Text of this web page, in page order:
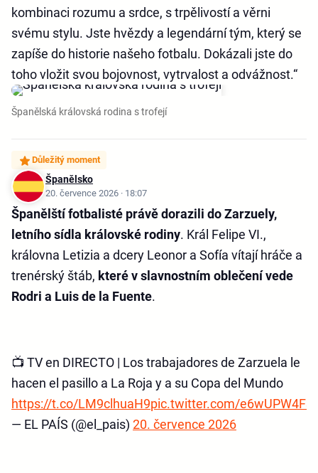
kombinaci rozumu a srdce, s trpělivostí a věrni
svému stylu. Jste hvězdy a legendární tým, který se
zapíše do historie našeho fotbalu. Dokázali jste do
toho vložit svou bojovnost, vytrvalost a odvážnost.“
Španělská královská rodina s trofejí
Důležitý moment
Španělsko
20. července 2026 · 18:07
Španělští fotbalisté právě dorazili do Zarzuely,
letního sídla královské rodiny. Král Felipe VI.,
královna Letizia a dcery Leonor a Sofía vítají hráče a
trenérský štáb, které v slavnostním oblečení vede
Rodri a Luis de la Fuente.
📺 TV en DIRECTO | Los trabajadores de Zarzuela le
hacen el pasillo a La Roja y a su Copa del Mundo
https://t.co/LM9clhuaH9pic.twitter.com/
— EL PAÍS (@el_pais) 20. července 2026